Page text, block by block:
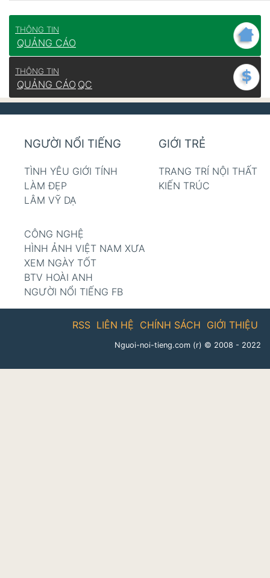
THÔNG TIN
QUẢNG CÁO
THÔNG TIN
QUẢNG CÁO QC
NGƯỜI NỔI TIẾNG
TÌNH YÊU GIỚI TÍNH
LÀM ĐẸP
LÂM VỸ DẠ
GIỚI TRẺ
TRANG TRÍ NỘI THẤT
KIẾN TRÚC
CÔNG NGHỆ
HÌNH ẢNH VIỆT NAM XƯA
XEM NGÀY TỐT
BTV HOÀI ANH
NGƯỜI NỔI TIẾNG FB
GIỚI THIỆU
CHÍNH SÁCH
LIÊN HỆ
RSS
Nguoi-noi-tieng.com (r) © 2008 - 2022